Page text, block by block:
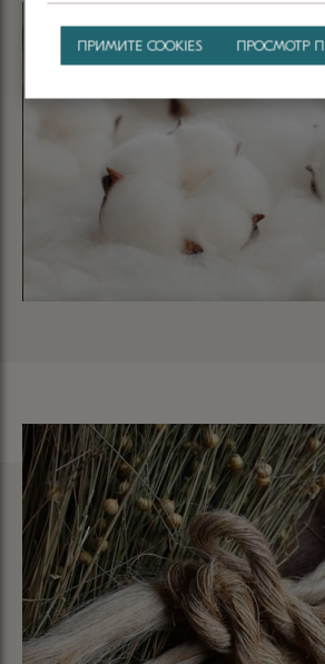
ПРИМИТЕ COOKIES ПРОСМОТР